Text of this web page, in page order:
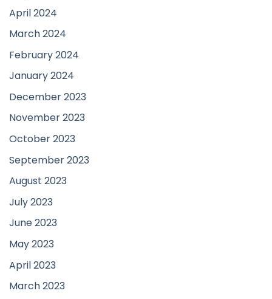
April 2024
March 2024
February 2024
January 2024
December 2023
November 2023
October 2023
September 2023
August 2023
July 2023
June 2023
May 2023
April 2023
March 2023